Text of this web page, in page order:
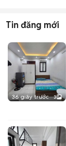
Tin đăng mới
36 giây trước 3